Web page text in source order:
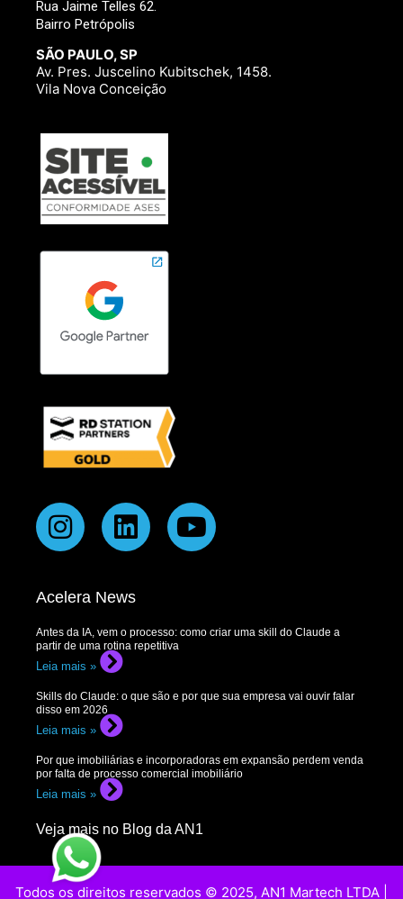
Rua Jaime Telles 62.
Bairro Petrópolis
SÃO PAULO, SP
Av. Pres. Juscelino Kubitschek, 1458.
Vila Nova Conceição
Acelera News
Antes da IA, vem o processo: como criar uma skill do Claude a
partir de uma rotina repetitiva
Leia mais »
Skills do Claude: o que são e por que sua empresa vai ouvir falar
disso em 2026
Leia mais »
Por que imobiliárias e incorporadoras em expansão perdem venda
por falta de processo comercial imobiliário
Leia mais »
Veja mais no Blog da AN1
Todos os direitos reservados © 2025, AN1 Martech LTDA |